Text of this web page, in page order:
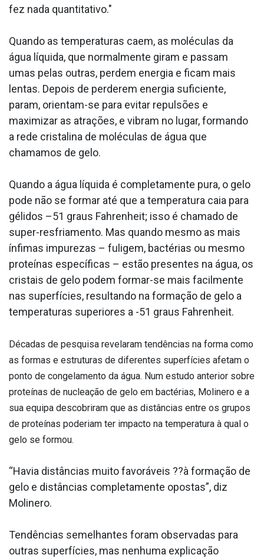
fez nada quantitativo."
Quando as temperaturas caem, as moléculas da
água líquida, que normalmente giram e passam
umas pelas outras, perdem energia e ficam mais
lentas. Depois de perderem energia suficiente,
param, orientam-se para evitar repulsões e
maximizar as atrações, e vibram no lugar, formando
a rede cristalina de moléculas de água que
chamamos de gelo.
Quando a água líquida é completamente pura, o gelo
pode não se formar até que a temperatura caia para
gélidos –51 graus Fahrenheit; isso é chamado de
super-resfriamento. Mas quando mesmo as mais
ínfimas impurezas – fuligem, bactérias ou mesmo
proteínas específicas – estão presentes na água, os
cristais de gelo podem formar-se mais facilmente
nas superfícies, resultando na formação de gelo a
temperaturas superiores a -51 graus Fahrenheit.
Décadas de pesquisa revelaram tendências na forma como
as formas e estruturas de diferentes superfícies afetam o
ponto de congelamento da água. Num estudo anterior sobre
proteínas de nucleação de gelo em bactérias, Molinero e a
sua equipa descobriram que as distâncias entre os grupos
de proteínas poderiam ter impacto na temperatura à qual o
gelo se formou.
“Havia distâncias muito favoráveis ??à formação de
gelo e distâncias completamente opostas”, diz
Molinero.
Tendências semelhantes foram observadas para
outras superfícies, mas nenhuma explicação